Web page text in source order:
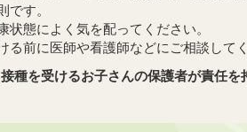
す。
態によく気を配ってください。
前に医師や看護師などにご相談してく
種を受けるお子さんの保護者が責任